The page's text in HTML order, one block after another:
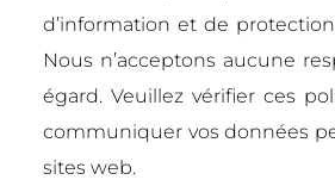
d’information et de
Nous n’acceptons aucune
égard. Veuillez vérifier ces
communiquer vos données
sites web.